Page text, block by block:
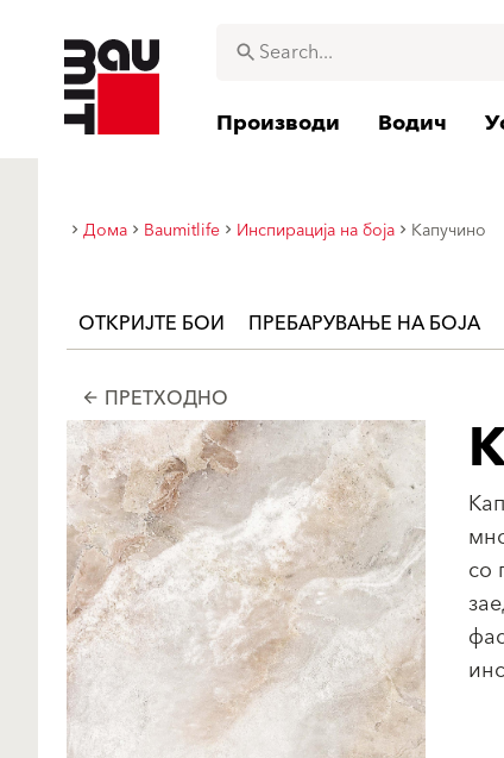
Производи Водич
Дома Baumitlife Инспирација на боја Капучино
ОТКРИЈТЕ БОИ ПРЕБАРУВАЊЕ НА БОЈА
arrow_back ПРЕТХОДНО
со